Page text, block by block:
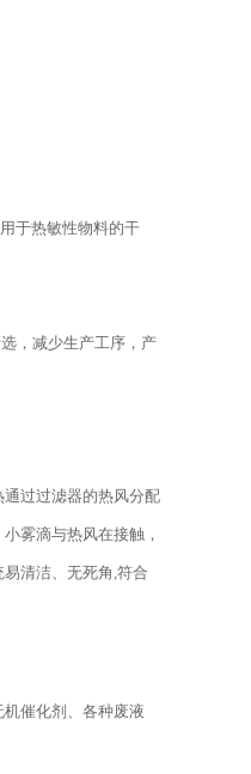
于热敏性物料的干
，减少生产工序，产
过过滤器的热风分配
雾滴与热风在接触，
清洁、无死角,符合
催化剂、各种废液